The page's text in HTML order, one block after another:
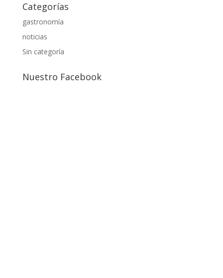
Categorías
gastronomía
noticias
Sin categoría
Nuestro Facebook